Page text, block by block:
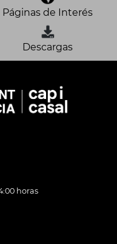
Páginas de Interés
Descargas
horas